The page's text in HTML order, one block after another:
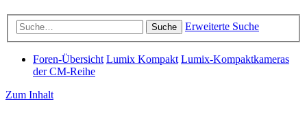
Suche Erweiterte Suche
Foren-Übersicht Lumix Kompakt Lumix-Kompaktkameras
der CM-Reihe
Zum Inhalt